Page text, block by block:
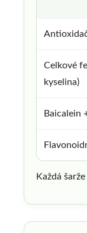
Celkové
kyselina)
Baicalein
Každá